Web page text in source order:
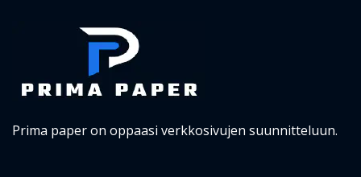
Prima paper on oppaasi verkkosivujen suunnitteluun.